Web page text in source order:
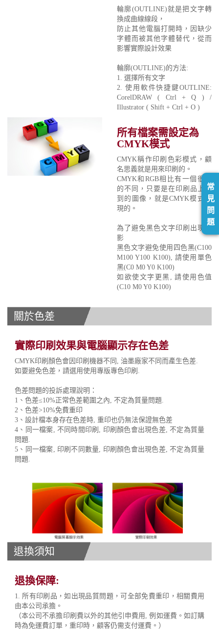
輪廓(OUTLINE)就是把文字轉
換成曲線線段，
防止其他電腦打開時，因缺少
字體而被其他字體替代，從而
影響實際設計效果
輪廓(OUTLINE)的方法:
1. 選擇所有文字
2. 使用軟件快捷鍵OUTLINE:
CorelDRAW ( Ctrl + Q ) /
Illustrator ( Shift + Ctrl + O )
所有檔案需設定為
CMYK模式
CMYK稱作印刷色彩模式，顧
名思義就是用來印刷的。
CMYK和RGB相比有一個很大
的不同，只要是在印刷品上看
到的圖像，就是CMYK模式表
現的。
為了避免黑色文字印刷出現重
影
黑色文字避免使用四色黑(C100
M100 Y100 K100), 請使用單色
黑(C0 M0 Y0 K100)
如欲使文字更黑, 請使用色值
(C10 M0 Y0 K100)
關於色差
實際印刷效果與電腦顯示存在色差
CMYK印刷顏色會因印刷機器不同, 油墨廠家不同而產生色差.
如要避免色差，請選用使用專版專色印刷.
色差問題的投訴處理說明：
1、色差≤10%正常色差範圍之內, 不定為質量問題.
2、色差>10%免費重印
3、設計檔本身存在色差時, 重印也仍無法保證無色差
4、同一檔案, 不同時間印刷, 印刷顏色會出現色差, 不定為質量
問題.
5、同一檔案, 印刷不同數量, 印刷顏色會出現色差, 不定為質量
問題.
退換須知
退換保障:
1. 所有印刷品，如出現品質問題，可全部免費重印，相關費用
由本公司承擔。
（本公司不承擔印刷費以外的其他引申費用, 例如運費。如訂購
時為免運費訂單，重印時，顧客仍需支付運費。）
常
見
問
題